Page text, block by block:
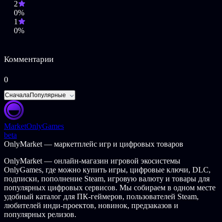
Разработчики описывают контент так:
Интенсивное насилие
The Walking Dead © 2023 AMC Film Holdings LLC. All rights
reserved. ©2023 GameMill Entertainment, LLC. All rights reserved.
GameMill Entertainment is a registered trademark of GameMill
Entertainment, LLC.
2
0%
1
0%
Комментарии
0
СначалаПопулярные
MarketOnlyGames
beta
OnlyMarket — маркетплейс игр и цифровых товаров
OnlyMarket — онлайн-магазин игровой экосистемы
OnlyGames, где можно купить игры, цифровые ключи, DLC,
подписки, пополнение Steam, игровую валюту и товары для
популярных цифровых сервисов. Мы собираем в одном месте
удобный каталог для ПК-геймеров, пользователей Steam,
любителей инди-проектов, новинок, предзаказов и
популярных релизов.